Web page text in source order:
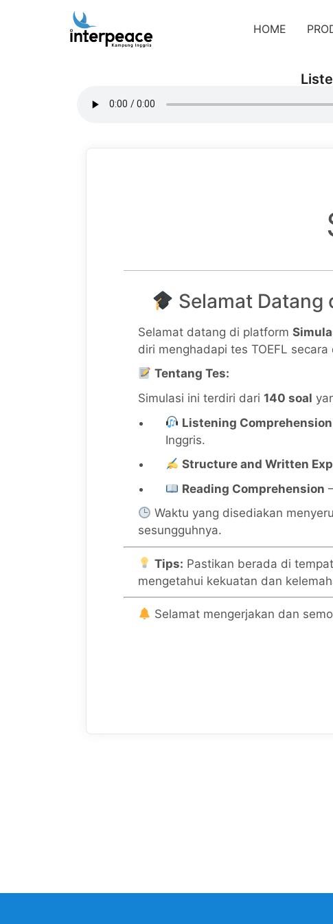
HOME
Selamat Datang
Selamat datang di platform
diri menghadapi tes TOEFL secara
Tentang Tes:
Simulasi ini terdiri dari140 soal
Listening Comprehension
Inggris.
Structure and Written
Reading Comprehension
Waktu yang disediakan
sesungguhnya.
Tips: Pastikan berada di
mengetahui kekuatan dan
Selamat mengerjakan dan